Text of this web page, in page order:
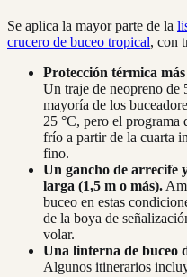
Se aplica la mayor parte de la
crucero de buceo tropical, con
Protección térmica
Un traje de neopreno de
mayoría de los
25 °C, pero el programa
frío a partir de la cuarta
fino.
Un gancho de arrecife
larga (1,5 m o más).
buceo en estas
de la boya de
volar.
Una linterna de buceo
Algunos itinerarios